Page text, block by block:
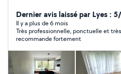
Dernier avis laissé par Lyes :
Il y a plus de 6 mois
Très professionnelle, ponctuelle et
recommande fortement